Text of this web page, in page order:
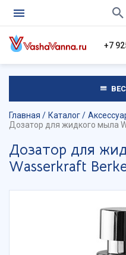
+7
Главная Каталог
Дозатор для жидкого мыла
Дозатор для
Wasserkraft